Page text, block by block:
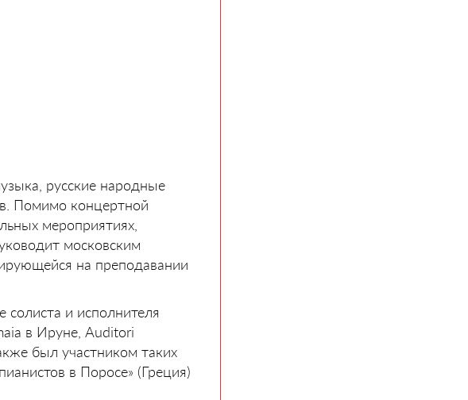
русские народные
Помимо концертной
мероприятиях,
московским
на преподавании
солиста и исполнителя
в Ируне, Auditori
был участником таких
в Поросе» (Греция)